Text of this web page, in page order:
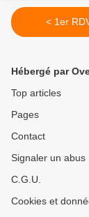
< 1er
Hébergé par
Top articles
Pages
Contact
Signaler un abus
C.G.U.
Cookies et